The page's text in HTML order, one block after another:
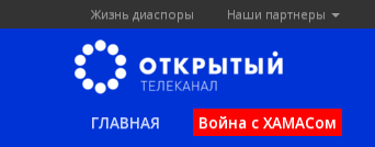
Жизнь диаспоры Наши партнеры
ГЛАВНАЯ Война с ХАМАСом